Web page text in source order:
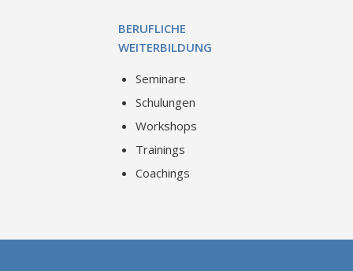
BERUFLICHE
WEITERBILDUNG
Seminare
Schulungen
Workshops
Trainings
Coachings